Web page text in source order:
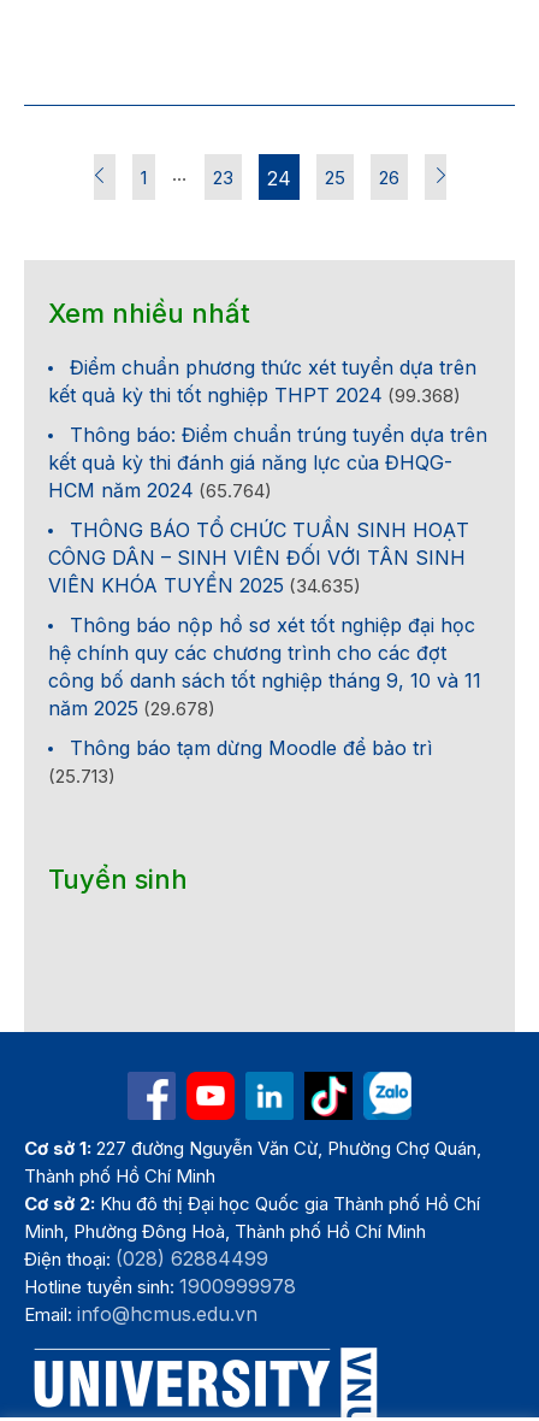
1 … 23 24 25 26
Xem nhiều nhất
Điểm chuẩn phương thức xét tuyển dựa trên
kết quả kỳ thi tốt nghiệp THPT 2024 (99.368)
Thông báo: Điểm chuẩn trúng tuyển dựa trên
kết quả kỳ thi đánh giá năng lực của ĐHQG-
HCM năm 2024 (65.764)
THÔNG BÁO TỔ CHỨC TUẦN SINH HOẠT
CÔNG DÂN – SINH VIÊN ĐỐI VỚI TÂN SINH
VIÊN KHÓA TUYỂN 2025 (34.635)
Thông báo nộp hồ sơ xét tốt nghiệp đại học
hệ chính quy các chương trình cho các đợt
công bố danh sách tốt nghiệp tháng 9, 10 và 11
năm 2025 (29.678)
Thông báo tạm dừng Moodle để bảo trì
(25.713)
Tuyển sinh
Cơ sở 1: 227 đường Nguyễn Văn Cừ, Phường Chợ Quán,
Thành phố Hồ Chí Minh
Cơ sở 2: Khu đô thị Đại học Quốc gia Thành phố Hồ Chí
Minh, Phường Đông Hoà, Thành phố Hồ Chí Minh
Điện thoại: (028) 62884499
Hotline tuyển sinh:1900999978
Email:info@hcmus.edu.vn